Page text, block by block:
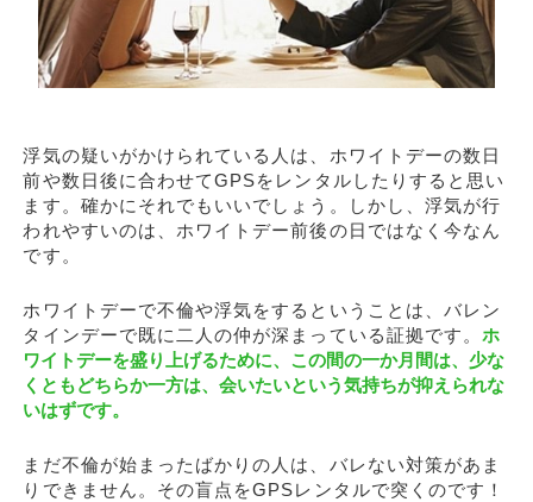
浮気の疑いがかけられている人は、ホワイトデーの数日
前や数日後に合わせてGPSをレンタルしたりすると思い
ます。確かにそれでもいいでしょう。しかし、浮気が行
われやすいのは、ホワイトデー前後の日ではなく今なん
です。
ホワイトデーで不倫や浮気をするということは、バレン
タインデーで既に二人の仲が深まっている証拠です。ホ
ワイトデーを盛り上げるために、この間の一か月間は、少な
くともどちらか一方は、会いたいという気持ちが抑えられな
いはずです。
まだ不倫が始まったばかりの人は、バレない対策があま
りできません。その盲点をGPSレンタルで突くのです！